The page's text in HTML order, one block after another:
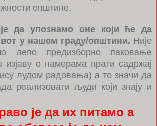
општине.
да упознамо оне који ће да
у нашем граду/општини. Није
лепо предизборно паковање
изјаву о намерама прати садржај
лудом радовања) а то значи да
реализовати људи који знају и
је да их питамо а